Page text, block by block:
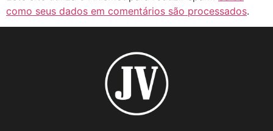
como seus dados em comentários são processados.